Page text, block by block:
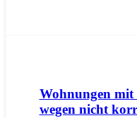
Wohnungen
wegen nicht